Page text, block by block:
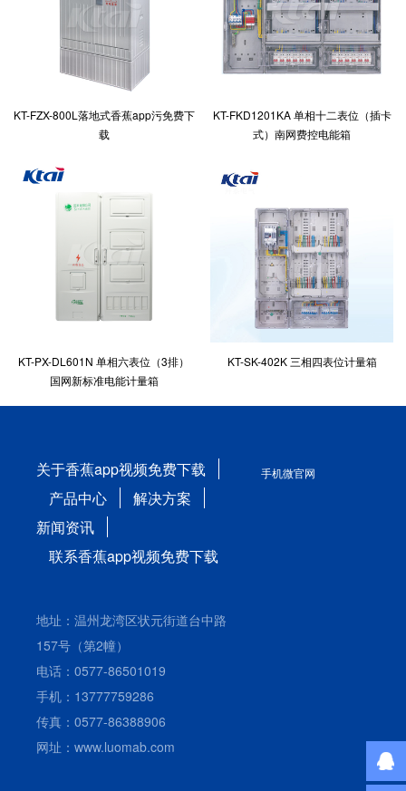
KT-FZX-800L落地式香蕉app污免费下
载
KT-FKD1201KA 单相十二表位（插卡
式）南网费控电能箱
KT-PX-DL601N 单相六表位（3排）
国网新标准电能计量箱
KT-SK-402K 三相四表位计量箱
关于香蕉app视频免费下载
产品中心
解决方案
新闻资讯
联系香蕉app视频免费下载
地址：温州龙湾区状元街道台中路
157号（第2幢）
电话：0577-86501019
手机：13777759286
传真：0577-86388906
网址：www.luomab.com
手机微官网